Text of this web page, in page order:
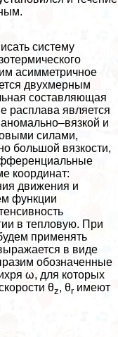
систему
асимметричное
двухмерным
составляющая
расплава является
и
силами,
большой вязкости,
координат:
движения и
функции
в тепловую. При
применять
в виде
обозначенные
ω, для которых
θz, θrимеют